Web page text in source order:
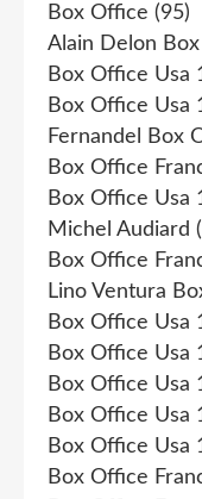
Box Office (95)
Alain Delon
Box Office Usa
Box Office Usa
Fernandel Box
Box Office
Box Office Usa
Michel Audiard
Box Office
Lino Ventura
Box Office Usa
Box Office Usa
Box Office Usa
Box Office Usa
Box Office Usa
Box Office